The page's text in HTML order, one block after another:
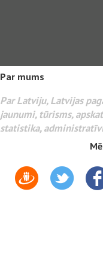
Par mums
Par Latviju, Latvijas
jaunumi, tūrisms,
statistika,